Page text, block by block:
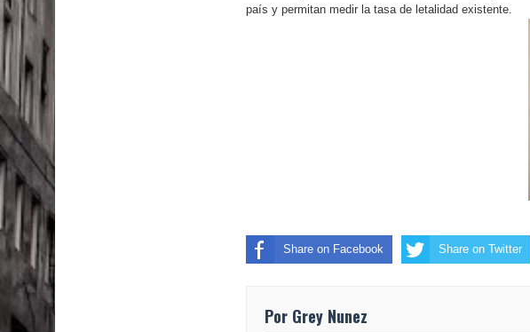
Heridos y edificios colapsados tras terremoto de magnitud 7,1 en Japón
Diputado Félix Michell Rodríguez reveló que con Presupuesto
país y permitan medir la tasa de letalidad existente.
Share on Facebook Share on Twitter
Por Grey Nunez